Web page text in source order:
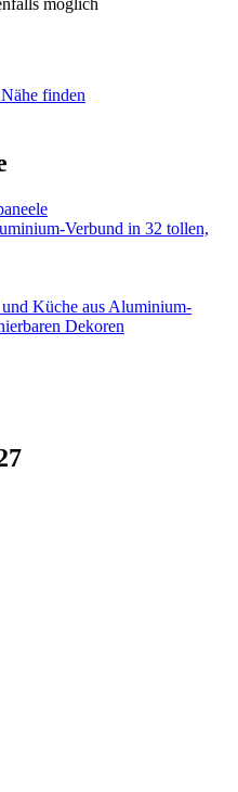
möglich
finden
Verbund in 32 tollen,
Küche aus Aluminium-
Dekoren